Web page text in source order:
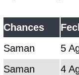
Chances
Saman
5
Saman
4